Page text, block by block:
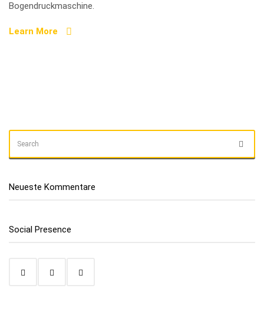
Bogendruckmaschine.
Learn More
FOR:
Neueste Kommentare
Social Presence